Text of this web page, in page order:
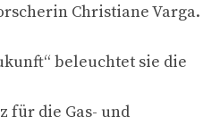
Christiane Varga.
beleuchtet sie die
für die Gas- und